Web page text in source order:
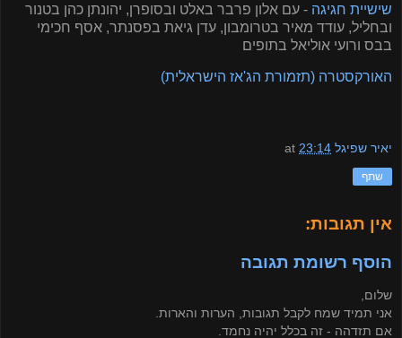
שישיית חגיגה - עם אלון פרבר באלט ובסופרן, יהונתן כהן בטנור
ובחליל, עודד מאיר בטרומבון, עדן גיאת בפסנתר, אסף חכימי
בבס ורועי אוליאל בתופים
האורקסטרה (תזמורת הג'אז הישראלית)
יאיר שפיגל at 23:14
שתף
אין תגובות:
הוסף רשומת תגובה
שלום,
אני תמיד שמח לקבל תגובות, הערות והארות.
אם תזדהה - זה בכלל יהיה נחמד.